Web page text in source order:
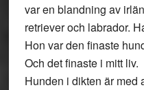
var en blandning av
retriever och labrador.
Hon var den finaste
Och det finaste i mitt liv.
Hunden i dikten är med